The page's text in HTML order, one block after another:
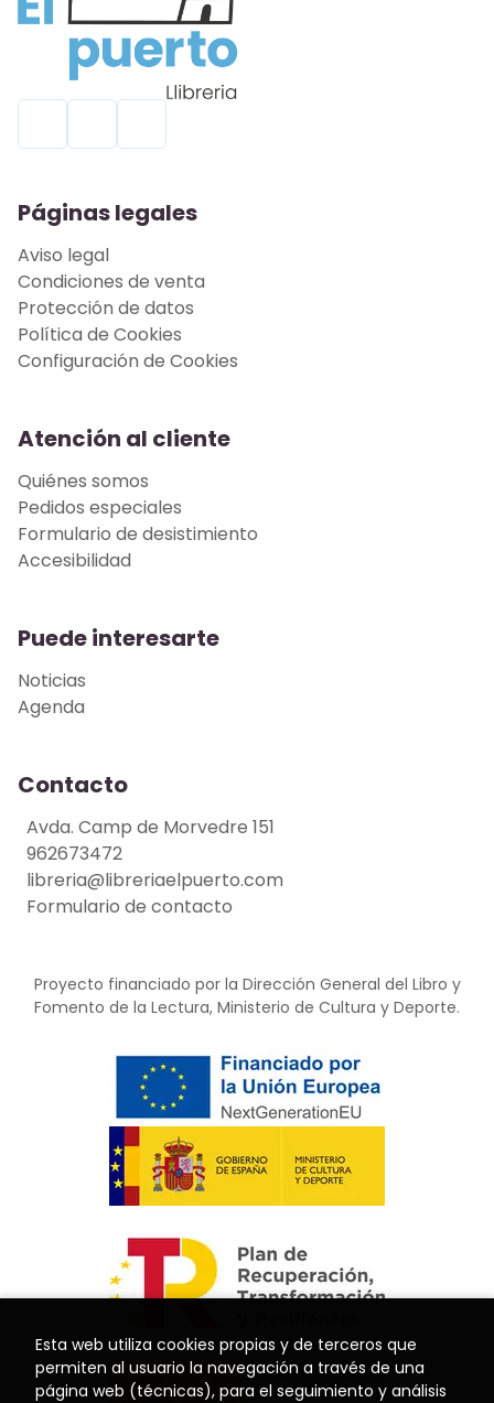
Páginas legales
Aviso legal
Condiciones de venta
Protección de datos
Política de Cookies
Configuración de Cookies
Atención al cliente
Quiénes somos
Pedidos especiales
Formulario de desistimiento
Accesibilidad
Puede interesarte
Noticias
Agenda
Contacto
Avda. Camp de Morvedre 151
962673472
libreria@libreriaelpuerto.com
Formulario de contacto
Proyecto financiado por la Dirección General del Libro y
Fomento de la Lectura, Ministerio de Cultura y Deporte.
Esta web utiliza cookies propias y de terceros que
permiten al usuario la navegación a través de una
página web (técnicas), para el seguimiento y análisis